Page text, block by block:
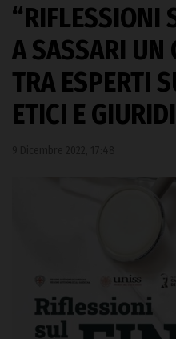
“RIFLESSIONI
A SASSARI UN
TRA ESPERTI
ETICI E